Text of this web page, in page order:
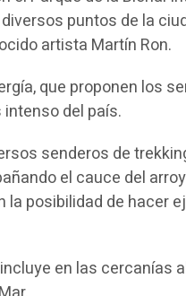
puntos de la
artista Martín Ron.
que proponen los
del país.
senderos de
el cauce del
posibilidad de hacer
en las cercanías